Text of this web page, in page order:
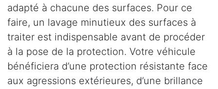
adapté à chacune des surfaces. Pour ce
faire, un lavage minutieux des surfaces à
traiter est indispensable avant de procéder
à la pose de la protection. Votre véhicule
bénéficiera d’une protection résistante face
aux agressions extérieures, d’une brillance